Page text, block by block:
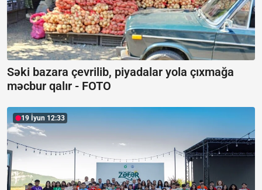
Səki bazara çevrilib, piyadalar yola çıxmağa
məcbur qalır - FOTO
19 İyun 12:33